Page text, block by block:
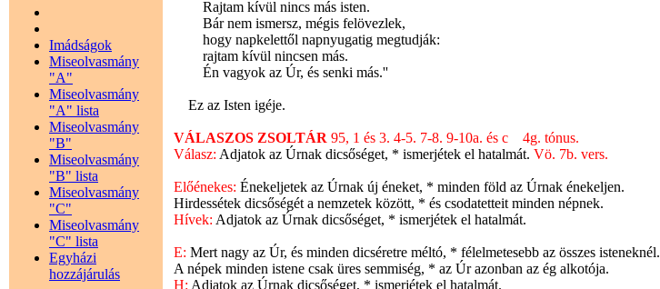
Imádságok
Miseolvasmány
"A"
Miseolvasmány
"A" lista
Miseolvasmány
"B"
Miseolvasmány
"B" lista
Miseolvasmány
"C"
Miseolvasmány
"C" lista
Egyházi
hozzájárulás
Rajtam kívül nincs más isten.
Bár nem ismersz, mégis felövezlek,
hogy napkelettől napnyugatig megtudják:
rajtam kívül nincsen más.
Én vagyok az Úr, és senki más.''
Ez az Isten igéje.
VÁLASZOS ZSOLTÁR95, 1 és 3. 4-5. 7-8. 9-10a. és c 4g. tónus.
Válasz: Adjatok az Úrnak dicsőséget, * ismerjétek el hatalmát.Vö. 7b. vers.
Előénekes:Énekeljetek az Úrnak új éneket, * minden föld az Úrnak énekeljen.
Hirdessétek dicsőségét a nemzetek között, * és csodatetteit minden népnek.
Hívek: Adjatok az Úrnak dicsőséget, * ismerjétek el hatalmát.
E:Mert nagy az Úr, és minden dicséretre méltó, * félelmetesebb az összes isteneknél.
A népek minden istene csak üres semmiség, * az Úr azonban az ég alkotója.
H: Adjatok az Úrnak dicsőséget, * ismerjétek el hatalmát.